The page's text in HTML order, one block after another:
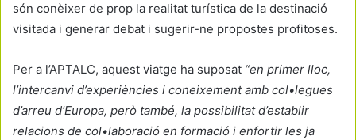
són conèixer de prop la realitat turística de la destinació
visitada i generar debat i sugerir-ne propostes profitoses.
Per a l’APTALC, aquest viatge ha suposat “en primer lloc,
l’intercanvi d’experiències i coneixement amb col•legues
d’arreu d’Europa, però també, la possibilitat d’establir
relacions de col•laboració en formació i enfortir les ja